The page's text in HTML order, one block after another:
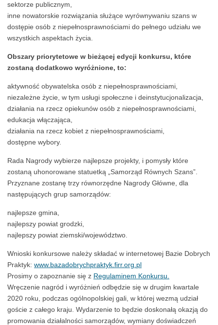
sektorze publicznym,
inne nowatorskie rozwiązania służące wyrównywaniu szans w
dostępie osób z niepełnosprawnościami do pełnego udziału we
wszystkich aspektach życia.
Obszary priorytetowe w bieżącej edycji konkursu, które
zostaną dodatkowo wyróżnione, to:
aktywność obywatelska osób z niepełnosprawnościami,
niezależne życie, w tym usługi społeczne i deinstytucjonalizacja,
działania na rzecz opiekunów osób z niepełnosprawnościami,
edukacja włączająca,
działania na rzecz kobiet z niepełnosprawnościami,
dostępne wybory.
Rada Nagrody wybierze najlepsze projekty, i pomysły które
zostaną uhonorowane statuetką „Samorząd Równych Szans”.
Przyznane zostanę trzy równorzędne Nagrody Główne, dla
następujących grup samorządów:
najlepsze gmina,
najlepszy powiat grodzki,
najlepszy powiat ziemski/województwo.
Wnioski konkursowe należy składać w internetowej Bazie Dobrych
Praktyk: www.bazadobrychpraktyk.firr.org.pl
Prosimy o zapoznanie się z Regulaminem Konkursu.
Wręczenie nagród i wyróżnień odbędzie się w drugim kwartale
2020 roku, podczas ogólnopolskiej gali, w której wezmą udział
goście z całego kraju. Wydarzenie to będzie doskonałą okazją do
promowania działalności samorządów, wymiany doświadczeń